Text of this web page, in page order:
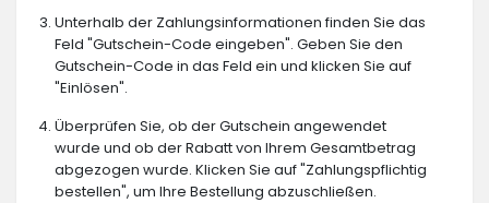
Unterhalb der Zahlungsinformationen finden Sie das
Feld "Gutschein-Code eingeben". Geben Sie den
Gutschein-Code in das Feld ein und klicken Sie auf
"Einlösen".
Überprüfen Sie, ob der Gutschein angewendet
wurde und ob der Rabatt von Ihrem Gesamtbetrag
abgezogen wurde. Klicken Sie auf "Zahlungspflichtig
bestellen", um Ihre Bestellung abzuschließen.